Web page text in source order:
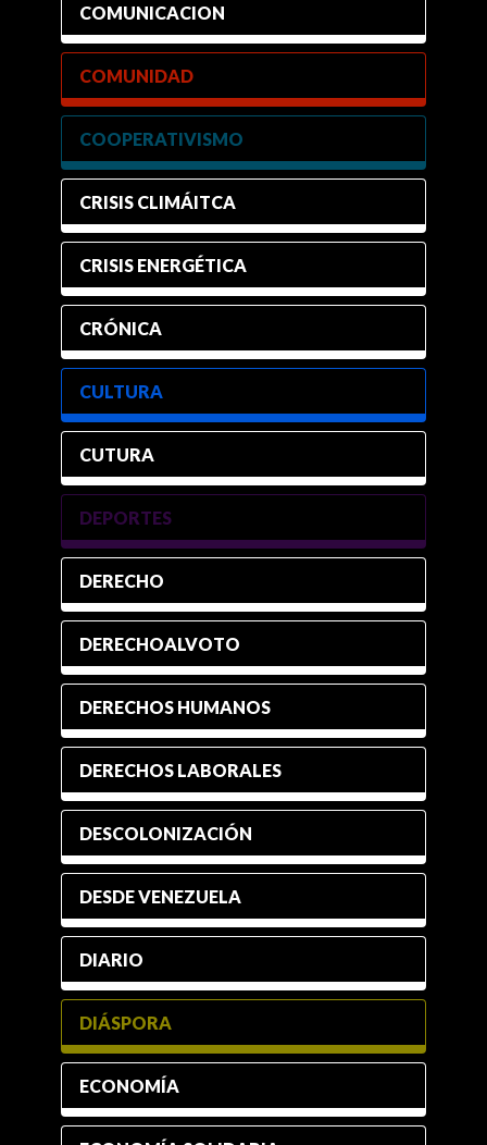
COMUNICACION
COMUNIDAD
COOPERATIVISMO
CRISIS CLIMÁITCA
CRISIS ENERGÉTICA
CRÓNICA
CULTURA
CUTURA
DEPORTES
DERECHO
DERECHOALVOTO
DERECHOS HUMANOS
DERECHOS LABORALES
DESCOLONIZACIÓN
DESDE VENEZUELA
DIARIO
DIÁSPORA
ECONOMÍA